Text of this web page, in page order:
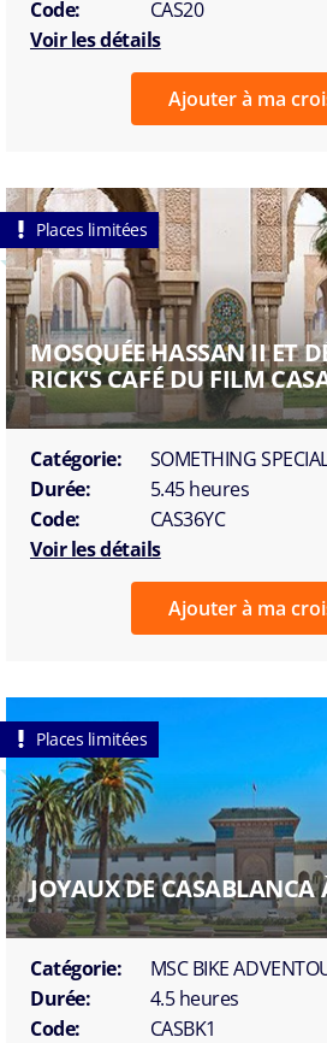
Code:
CAS20
Voir les détails
Ajouter à ma
Places limitées
MOSQUÉE HASSAN II ET
RICK'S CAFÉ DU FILM
Catégorie:
SOMETHING
Durée:
5.45 heures
Code:
CAS36YC
Voir les détails
Ajouter à ma
Places limitées
JOYAUX DE CASABLANCA
Catégorie:
MSC BIKE
Durée:
4.5 heures
Code:
CASBK1